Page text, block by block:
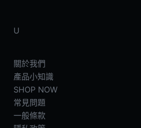
U
關於我們
產品小知識
SHOP NOW
常見問題
一般條款